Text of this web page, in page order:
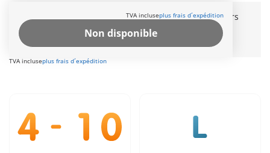
Le délai de livraison est actuellement de 3 à 6 jours
Livraison gratuite à partir de CHF 99
TVA incluseplus frais d´expédition
TVA incluseplus frais d´expédition
Non disponible